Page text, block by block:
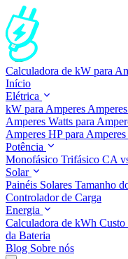
Calculadora de kW para
Início
Elétrica
kW para Amperes
Amperes Watts para
Amperes HP para Amperes
Potência
Monofásico Trifásico CA
Solar
Painéis Solares Tamanho
Controlador de Carga
Energia
Calculadora de kWh Custo
da Bateria
Blog Sobre nós